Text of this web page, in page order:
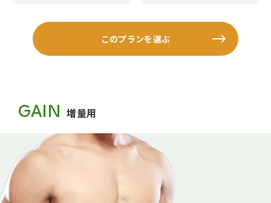
このプランを選ぶ
GAIN 増量用